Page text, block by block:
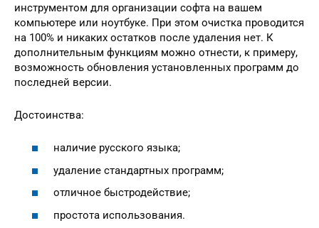
инструментом для организации софта на вашем
компьютере или ноутбуке. При этом очистка проводится
на 100% и никаких остатков после удаления нет. К
дополнительным функциям можно отнести, к примеру,
возможность обновления установленных программ до
последней версии.
Достоинства:
наличие русского языка;
удаление стандартных программ;
отличное быстродействие;
простота использования.